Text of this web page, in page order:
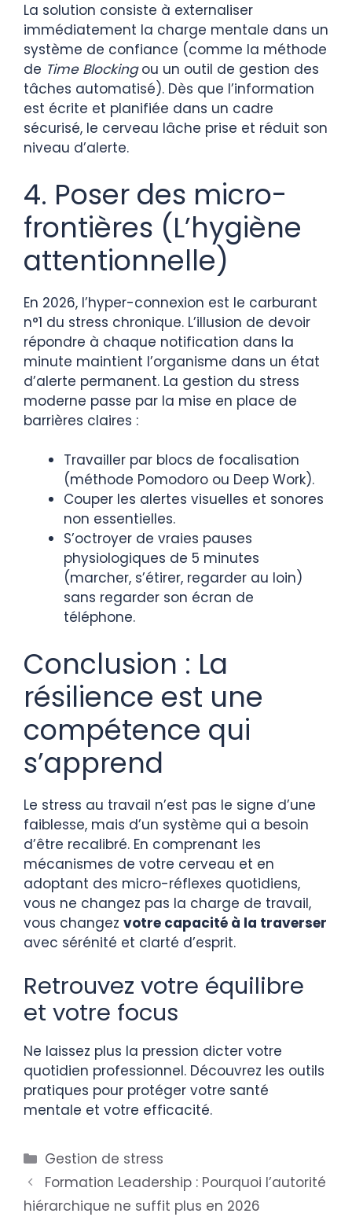
La solution consiste à externaliser
immédiatement la charge mentale dans un
système de confiance (comme la méthode
de Time Blockingou un outil de gestion des
tâches automatisé). Dès que l’information
est écrite et planifiée dans un cadre
sécurisé, le cerveau lâche prise et réduit son
niveau d’alerte.
4. Poser des micro-
frontières (L’hygiène
attentionnelle)
En 2026, l’hyper-connexion est le carburant
n°1 du stress chronique. L’illusion de devoir
répondre à chaque notification dans la
minute maintient l’organisme dans un état
d’alerte permanent. La gestion du stress
moderne passe par la mise en place de
barrières claires :
Travailler par blocs de focalisation
(méthode Pomodoro ou Deep Work).
Couper les alertes visuelles et sonores
non essentielles.
S’octroyer de vraies pauses
physiologiques de 5 minutes
(marcher, s’étirer, regarder au loin)
sans regarder son écran de
téléphone.
Conclusion : La
résilience est une
compétence qui
s’apprend
Le stress au travail n’est pas le signe d’une
faiblesse, mais d’un système qui a besoin
d’être recalibré. En comprenant les
mécanismes de votre cerveau et en
adoptant des micro-réflexes quotidiens,
vous ne changez pas la charge de travail,
vous changez votre capacité à la traverser
avec sérénité et clarté d’esprit.
Retrouvez votre équilibre
et votre focus
Ne laissez plus la pression dicter votre
quotidien professionnel. Découvrez les outils
pratiques pour protéger votre santé
mentale et votre efficacité.
Gestion de stress
Formation Leadership : Pourquoi l’autorité
hiérarchique ne suffit plus en 2026